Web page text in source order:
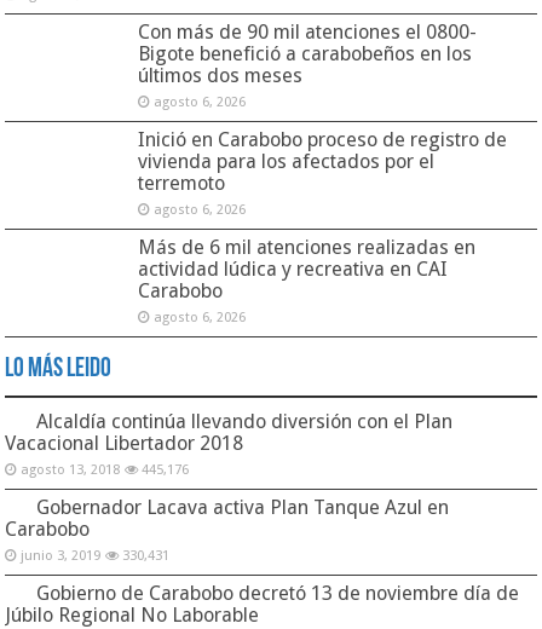
Con más de 90 mil atenciones el 0800-
Bigote benefició a carabobeños en los
últimos dos meses
agosto 6, 2026
Inició en Carabobo proceso de registro de
vivienda para los afectados por el
terremoto
agosto 6, 2026
Más de 6 mil atenciones realizadas en
actividad lúdica y recreativa en CAI
Carabobo
agosto 6, 2026
Lo Más Leido
Alcaldía continúa llevando diversión con el Plan
Vacacional Libertador 2018
agosto 13, 2018 445,176
Gobernador Lacava activa Plan Tanque Azul en
Carabobo
junio 3, 2019 330,431
Gobierno de Carabobo decretó 13 de noviembre día de
Júbilo Regional No Laborable